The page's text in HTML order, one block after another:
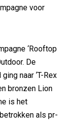
voor
‘Rooftop
De
naar ‘T-Rex
bronzen Lion
is het
als pr-